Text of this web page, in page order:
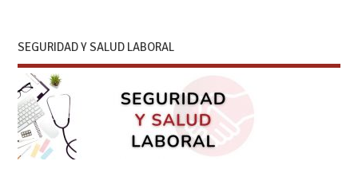
SEGURIDAD Y SALUD LABORAL